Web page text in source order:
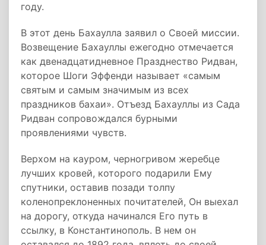
году.
В этот день Бахаулла заявил о Своей миссии.
Возвещение Бахауллы ежегодно отмечается
как двенадцатидневное Празднество Ридван,
которое Шоги Эффенди называет «самым
святым и самым значимым из всех
праздников бахаи». Отъезд Бахауллы из Сада
Ридван сопровождался бурными
проявлениями чувств.
Верхом на кауром, черногривом жеребце
лучших кровей, которого подарили Ему
спутники, оставив позади толпу
коленопреклоненных почитателей, Он выехал
на дорогу, откуда начинался Его путь в
ссылку, в Константинополь. В нем он